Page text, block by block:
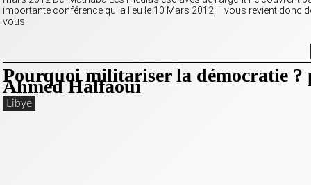
importante conférence qui a lieu le 10 Mars 2012, il vous revient donc
vous
Pourquoi militariser la démocratie ?
Ahmed Halfaoui
Libye